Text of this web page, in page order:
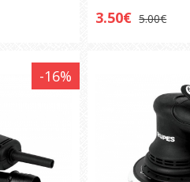
3.50€ 5.00€
-16%